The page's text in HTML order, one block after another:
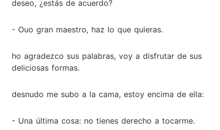
deseo, ¿estás de acuerdo?
- Ouo gran maestro, haz lo que quieras.
ho agradezco sus palabras, voy a disfrutar de sus
deliciosas formas.
desnudo me subo a la cama, estoy encima de ella:
- Una última cosa: no tienes derecho a tocarme.